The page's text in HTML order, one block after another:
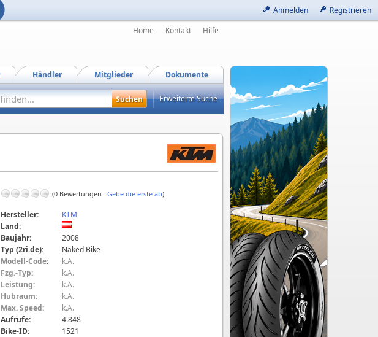
Anmelden Registrieren
Home Kontakt Hilfe
Dokumente
Mitglieder
Händler
Erweiterte Suche
(0 Bewertungen - Gebe die erste ab)
Hersteller:
KTM
Land:
Baujahr:
2008
Typ (2ri.de):
Naked Bike
Modell-Code:
k.A.
Fzg.-Typ:
k.A.
Leistung:
k.A.
Hubraum:
k.A.
Max. Speed:
k.A.
Aufrufe:
4.848
Bike-ID:
1521